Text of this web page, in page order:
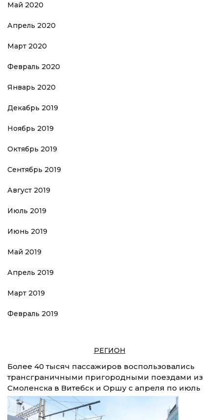
Май 2020
Апрель 2020
Март 2020
Февраль 2020
Январь 2020
Декабрь 2019
Ноябрь 2019
Октябрь 2019
Сентябрь 2019
Август 2019
Июль 2019
Июнь 2019
Май 2019
Апрель 2019
Март 2019
Февраль 2019
РЕГИОН
Более 40 тысяч пассажиров воспользовались
трансграничными пригородными поездами из
Смоленска в Витебск и Оршу с апреля по июль